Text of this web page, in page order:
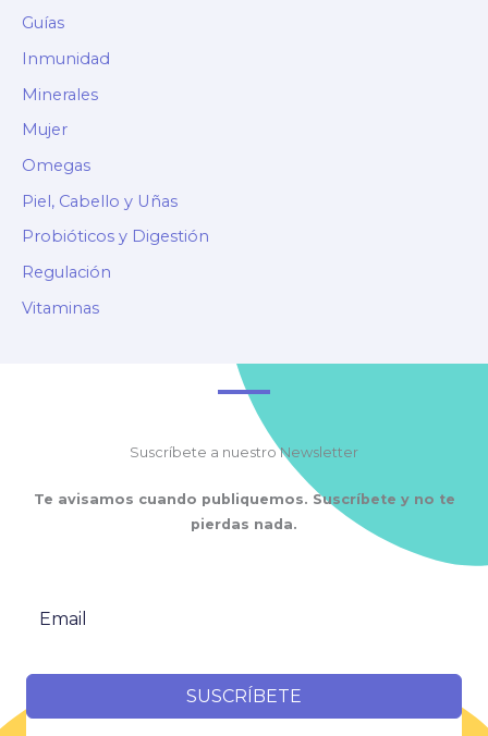
Guías
Inmunidad
Minerales
Mujer
Omegas
Piel, Cabello y Uñas
Probióticos y Digestión
Regulación
Vitaminas
Suscríbete a nuestro Newsletter
Te avisamos cuando publiquemos. Suscríbete y no te
pierdas nada.
SUSCRÍBETE